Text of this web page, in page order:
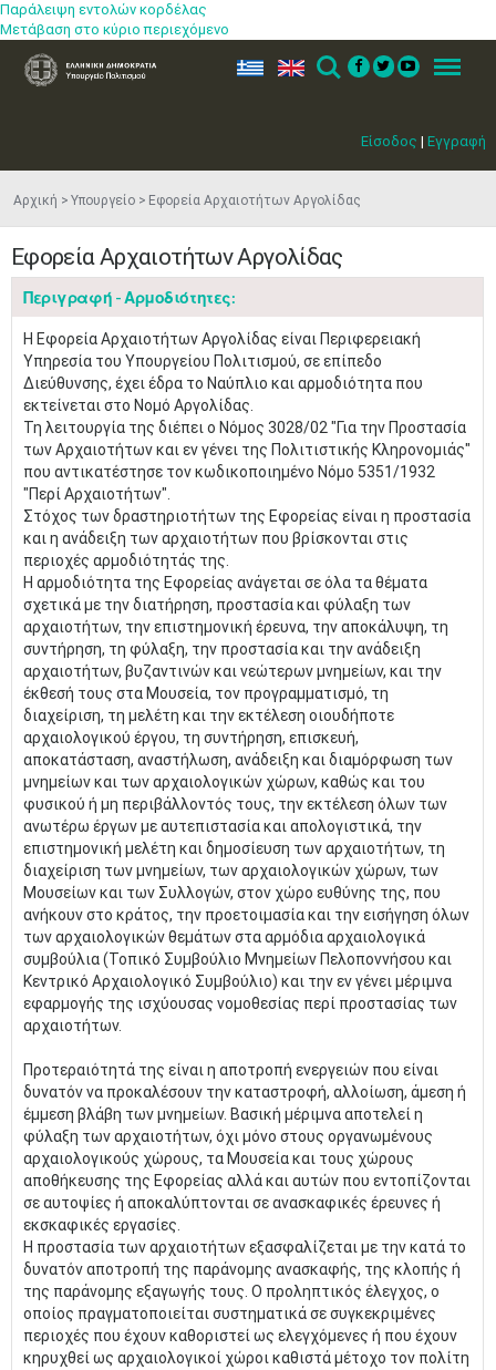
Παράλειψη εντολών κορδέλας
Μετάβαση στο κύριο περιεχόμενο
Είσοδος | Εγγραφή
ελ en Search Menu
Αρχική Υπουργείο Εφορεία Αρχαιοτήτων Αργολίδας
Εφορεία Αρχαιοτήτων Αργολίδας
Περιγραφή - Αρμοδιότητες:
Η Εφορεία Αρχαιοτήτων Αργολίδας είναι Περιφερειακή
Υπηρεσία του Υπουργείου Πολιτισμού, σε επίπεδο
Διεύθυνσης, έχει έδρα το Ναύπλιο και αρμοδιότητα που
εκτείνεται στο Νομό Αργολίδας.
Τη λειτουργία της διέπει ο Nόμος 3028/02 "Για την Προστασία
των Αρχαιοτήτων και εν γένει της Πολιτιστικής Κληρονομιάς"
που αντικατέστησε τον κωδικοποιημένο Nόμο 5351/1932
"Περί Αρχαιοτήτων".
Στόχος των δραστηριοτήτων της Εφορείας είναι η προστασία
και η ανάδειξη των αρχαιοτήτων που βρίσκονται στις
περιοχές αρμοδιότητάς της.
Η αρμοδιότητα της Εφορείας ανάγεται σε όλα τα θέματα
σχετικά με την διατήρηση, προστασία και φύλαξη των
αρχαιοτήτων, την επιστημονική έρευνα, την αποκάλυψη, τη
συντήρηση, τη φύλαξη, την προστασία και την ανάδειξη
αρχαιοτήτων, βυζαντινών και νεώτερων μνημείων, και την
έκθεσή τους στα Μουσεία, τον προγραμματισμό, τη
διαχείριση, τη μελέτη και την εκτέλεση οιουδήποτε
αρχαιολογικού έργου, τη συντήρηση, επισκευή,
αποκατάσταση, αναστήλωση, ανάδειξη και διαμόρφωση των
μνημείων και των αρχαιολογικών χώρων, καθώς και του
φυσικού ή μη περιβάλλοντός τους, την εκτέλεση όλων των
ανωτέρω έργων με αυτεπιστασία και απολογιστικά, την
επιστημονική μελέτη και δημοσίευση των αρχαιοτήτων, τη
διαχείριση των μνημείων, των αρχαιολογικών χώρων, των
Μουσείων και των Συλλογών, στον χώρο ευθύνης της, που
ανήκουν στο κράτος, την προετοιμασία και την εισήγηση όλων
των αρχαιολογικών θεμάτων στα αρμόδια αρχαιολογικά
συμβούλια (Τοπικό Συμβούλιο Μνημείων Πελοποννήσου και
Κεντρικό Αρχαιολογικό Συμβούλιο) και την εν γένει μέριμνα
εφαρμογής της ισχύουσας νομοθεσίας περί προστασίας των
αρχαιοτήτων.
Προτεραιότητά της είναι η αποτροπή ενεργειών που είναι
δυνατόν να προκαλέσουν την καταστροφή, αλλοίωση, άμεση ή
έμμεση βλάβη των μνημείων. Βασική μέριμνα αποτελεί η
φύλαξη των αρχαιοτήτων, όχι μόνο στους οργανωμένους
αρχαιολογικούς χώρους, τα Μουσεία και τους χώρους
αποθήκευσης της Εφορείας αλλά και αυτών που εντοπίζονται
σε αυτοψίες ή αποκαλύπτονται σε ανασκαφικές έρευνες ή
εκσκαφικές εργασίες.
Η προστασία των αρχαιοτήτων εξασφαλίζεται με την κατά το
δυνατόν αποτροπή της παράνομης ανασκαφής, της κλοπής ή
της παράνομης εξαγωγής τους. Ο προληπτικός έλεγχος, ο
οποίος πραγματοποιείται συστηματικά σε συγκεκριμένες
περιοχές που έχουν καθοριστεί ως ελεγχόμενες ή που έχουν
κηρυχθεί ως αρχαιολογικοί χώροι καθιστά μέτοχο τον πολίτη